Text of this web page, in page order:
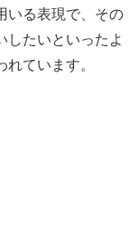
いる表現で、その
したいといったよ
ています。